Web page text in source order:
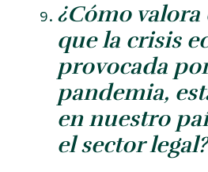
¿Cómo
que la crisis
provocada
pandemia,
en nuestro
el sector legal?